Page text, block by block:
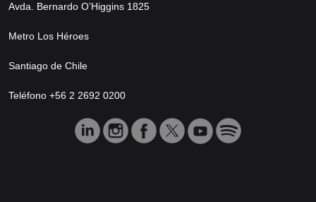
Avda. Bernardo O’Higgins 1825
Metro Los Héroes
Santiago de Chile
Teléfono +56 2 2692 0200